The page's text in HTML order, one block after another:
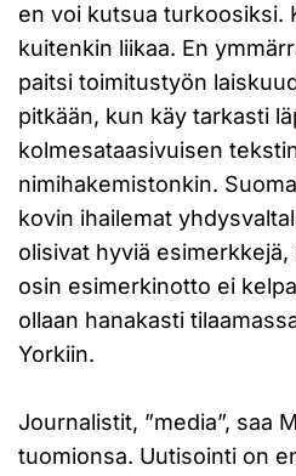
en voi kutsua turkoosiksi.
kuitenkin liikaa. En
paitsi toimitustyön
pitkään, kun käy tarkasti
kolmesataasivuisen
nimihakemistonkin.
kovin ihailemat
olisivat hyviä
osin esimerkinotto ei
ollaan hanakasti
Yorkiin.
Journalistit, ”media”, saa
tuomionsa. Uutisointi on